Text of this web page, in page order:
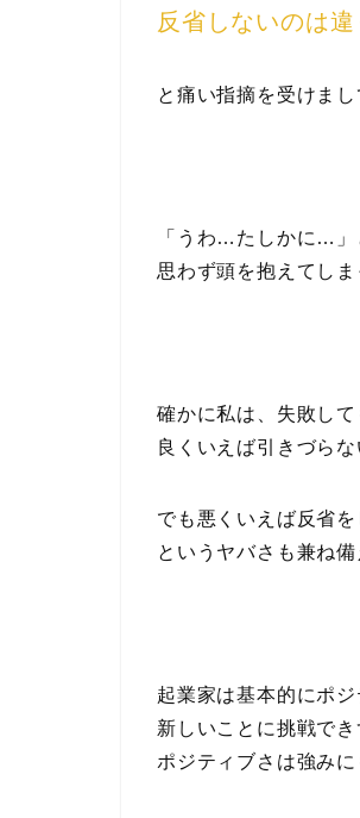
反省しないのは違
と痛い指摘を受けまし
「うわ…たしかに…」
思わず頭を抱えてしま
確かに私は、失敗して
良くいえば引きづらな
でも悪くいえば反省を
というヤバさも兼ね備
起業家は基本的にポ
新しいことに挑戦で
ポジティブさは強み